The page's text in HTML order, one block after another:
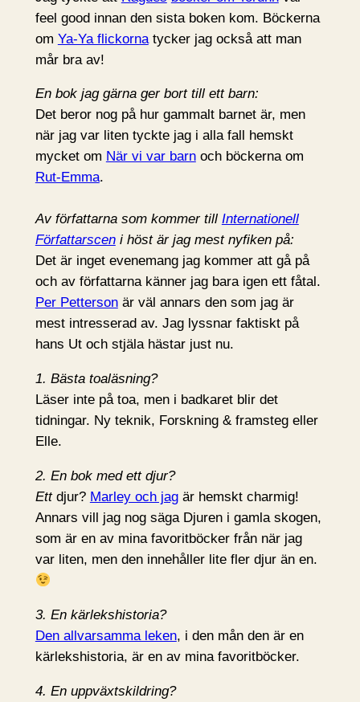
feel good innan den sista boken kom. Böckerna
om Ya-Ya flickornatycker jag också att man
mår bra av!
En bok jag gärna ger bort till ett barn:
Det beror nog på hur gammalt barnet är, men
när jag var liten tyckte jag i alla fall hemskt
mycket om När vi var barnoch böckerna om
Rut-Emma.
Av författarna som kommer till Internationell
Författarsceni höst är jag mest nyfiken på:
Det är inget evenemang jag kommer att gå på
och av författarna känner jag bara igen ett fåtal.
Per Pettersonär väl annars den som jag är
mest intresserad av. Jag lyssnar faktiskt på
hans Ut och stjäla hästar just nu.
1. Bästa toaläsning?
Läser inte på toa, men i badkaret blir det
tidningar. Ny teknik, Forskning & framsteg eller
Elle.
2. En bok med ett djur?
Ettdjur? Marley och jagär hemskt charmig!
Annars vill jag nog säga Djuren i gamla skogen,
som är en av mina favoritböcker från när jag
var liten, men den innehåller lite fler djur än en.
3. En kärlekshistoria?
Den allvarsamma leken, i den mån den är en
kärlekshistoria, är en av mina favoritböcker.
4. En uppväxtskildring?